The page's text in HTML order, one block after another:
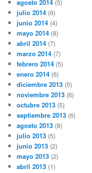
agosto 2014 (5)
julio 2014 (6)
junio 2014 (4)
mayo 2014 (8)
abril 2014 (7)
marzo 2014 (7)
febrero 2014 (5)
enero 2014 (6)
diciembre 2013 (5)
noviembre 2013 (6)
octubre 2013 (5)
septiembre 2013 (6)
agosto 2013 (8)
julio 2013 (5)
junio 2013 (2)
mayo 2013 (2)
abril 2013 (1)